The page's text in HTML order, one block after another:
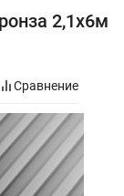
2,1х6м
Сравнение